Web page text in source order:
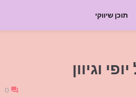
תוכן שיווקי
וגיוון
0